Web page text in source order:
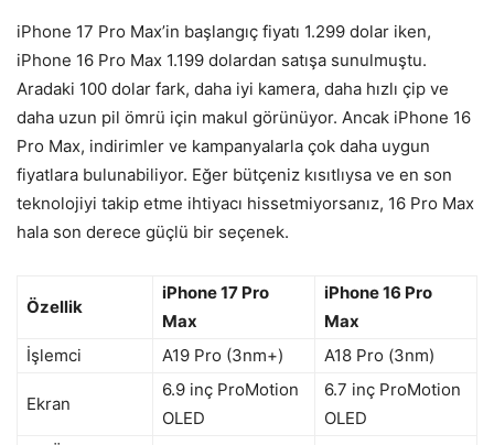
iPhone 17 Pro Max’in başlangıç fiyatı 1.299 dolar iken,
iPhone 16 Pro Max 1.199 dolardan satışa sunulmuştu.
Aradaki 100 dolar fark, daha iyi kamera, daha hızlı çip ve
daha uzun pil ömrü için makul görünüyor. Ancak iPhone 16
Pro Max, indirimler ve kampanyalarla çok daha uygun
fiyatlara bulunabiliyor. Eğer bütçeniz kısıtlıysa ve en son
teknolojiyi takip etme ihtiyacı hissetmiyorsanız, 16 Pro Max
hala son derece güçlü bir seçenek.
Özellik
iPhone 17 Pro
Max
iPhone 16 Pro
Max
İşlemci
A19 Pro (3nm+) A18 Pro (3nm)
Ekran
6.9 inç ProMotion
OLED
6.7 inç ProMotion
OLED